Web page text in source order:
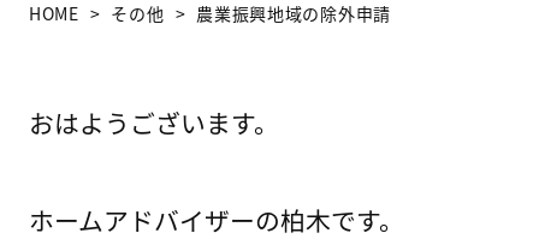
HOME その他 農業振興地域の除外申請
おはようございます。
ホームアドバイザーの柏木です。